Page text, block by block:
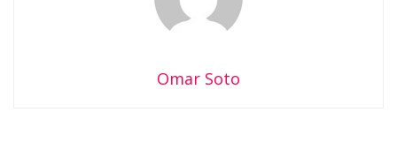
Omar Soto